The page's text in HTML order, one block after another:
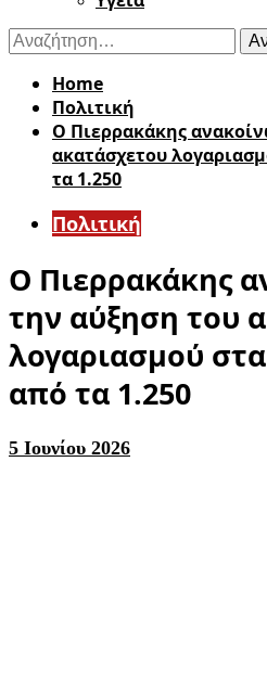
Αναζήτηση
για:
Home
Πολιτική
Ο Πιερρακάκης
ακατάσχετου
τα 1.250
Πολιτική
Ο Πιερρακάκης
την αύξηση του
λογαριασμού
από τα 1.250
5 Ιουνίου 2026